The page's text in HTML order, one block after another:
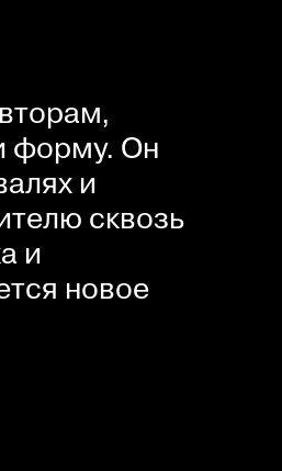
форму. Он
и
сквозь
и
новое